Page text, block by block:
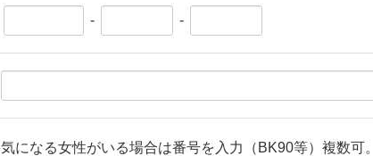
- -
気になる女性がいる場合は番号を入力（BK90等）複数可。